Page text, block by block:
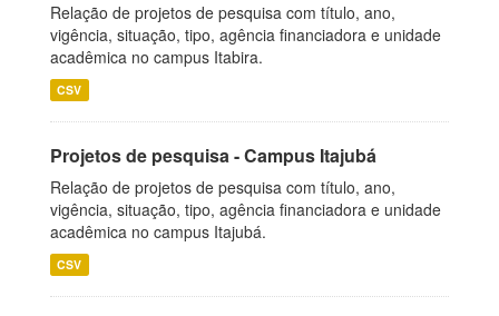
Relação de projetos de pesquisa com título, ano,
vigência, situação, tipo, agência financiadora e unidade
acadêmica no campus Itabira.
CSV
Projetos de pesquisa - Campus Itajubá
Relação de projetos de pesquisa com título, ano,
vigência, situação, tipo, agência financiadora e unidade
acadêmica no campus Itajubá.
CSV